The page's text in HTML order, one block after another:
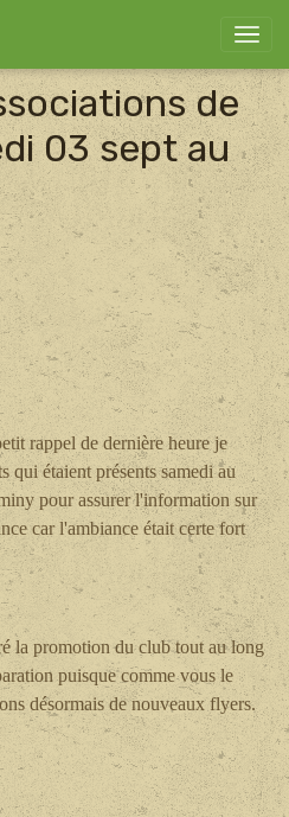
de
03 sept au
rappel de dernière heure je
qui étaient présents samedi au
pour assurer l'information sur
car l'ambiance était certe fort
la promotion du club tout au long
puisque comme vous le
désormais de nouveaux flyers.